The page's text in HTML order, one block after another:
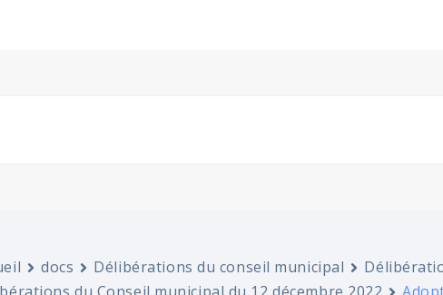
docs Délibérations du conseil municipal